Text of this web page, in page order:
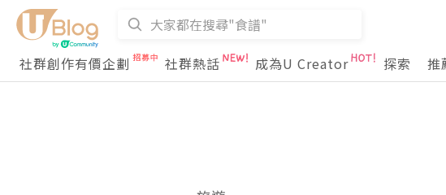
社群創作有價企劃
社群熱話 成為U Creator 探索 推